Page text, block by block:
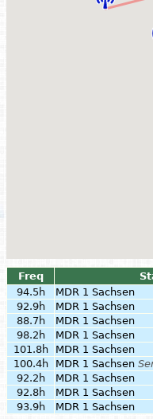
Freq
94.5h
MDR 1 Sachsen
92.9h
MDR 1 Sachsen
88.7h
MDR 1 Sachsen
98.2h
MDR 1 Sachsen
101.8h
MDR 1 Sachsen
100.4h
MDR 1 Sachsen
92.2h
MDR 1 Sachsen
92.8h
MDR 1 Sachsen
93.9h
MDR 1 Sachsen